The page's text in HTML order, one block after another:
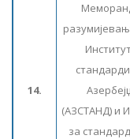
14.
(АЗСТАНД) и
за